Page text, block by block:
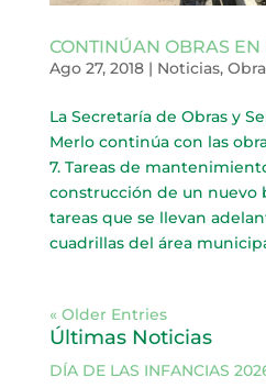
CONTINÚAN OBRAS EN
Ago 27, 2018| Noticias,
La Secretaría de Obras y
Merlo continúa con las
7. Tareas de
construcción de un nuevo
tareas que se llevan
cuadrillas del área
« Older Entries
Últimas Noticias
DÍA DE LAS INFANCIAS